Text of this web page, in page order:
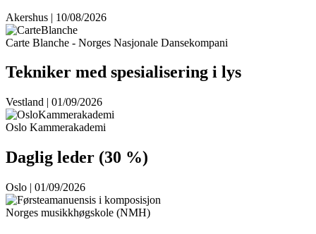
Akershus | 10/08/2026
Carte Blanche - Norges Nasjonale Dansekompani
Tekniker med spesialisering i lys
Vestland | 01/09/2026
Oslo Kammerakademi
Daglig leder (30 %)
Oslo | 01/09/2026
Norges musikkhøgskole (NMH)